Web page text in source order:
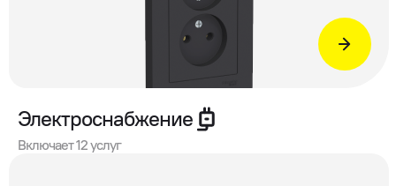
Электроснабжение
Включает 12 услуг